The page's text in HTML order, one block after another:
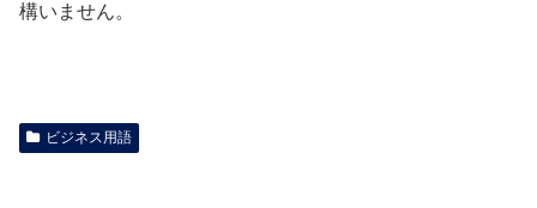
構いません。
ビジネス用語